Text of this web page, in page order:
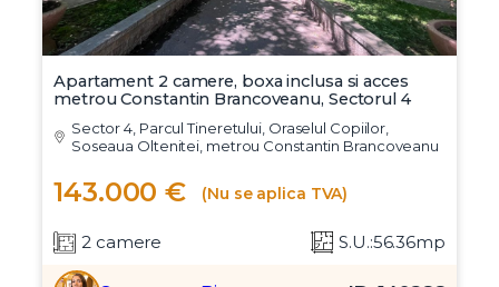
Apartament 2 camere, boxa inclusa si acces
metrou Constantin Brancoveanu, Sectorul 4
Sector 4, Parcul Tineretului, Oraselul Copiilor,
Soseaua Oltenitei, metrou Constantin Brancoveanu
143.000 € (Nu se aplica TVA)
2 camere S.U.:56.36mp